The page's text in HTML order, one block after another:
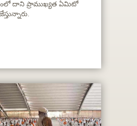
దాని ప్రాముఖ్యత ఏమిటో